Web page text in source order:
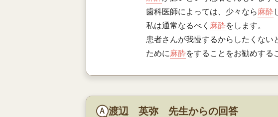
歯科医師によっては、少々なら麻酔
私は通常なるべく 麻酔をします。
患者さんが我慢するからしたくな
ために麻酔をすることをお勧めする
渡辺 英弥 先生からの回答